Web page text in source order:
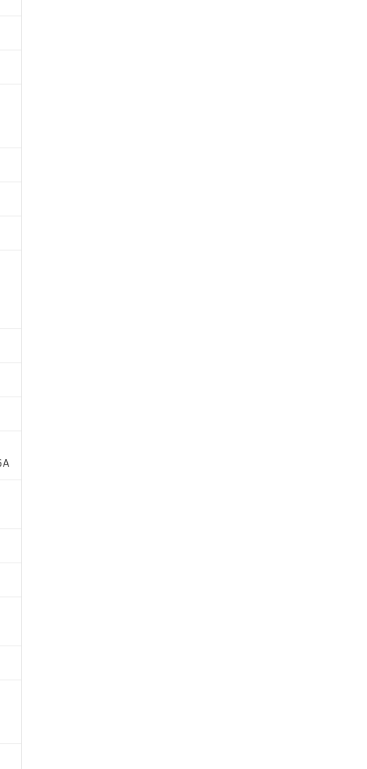
ことをご了承ください。
あることをご了承くださ
認ください。
示しないようお願いしま
メンバーズにご登録され
および当社の共同利用者
用することをご了承くだ
品です。
ある商品です。
す予定はありません。
中の商品です。
どやむを得ず変更すること
するものではありません。
は出荷製品に未対応品が
限り、2022年1月12日よ
。
ルエーテル類) : 1000ppm、
ベンジル) : 1000ppm、
響を及ぼさない年数を意
該第三者に通知します。
る場合は、取り引きをい